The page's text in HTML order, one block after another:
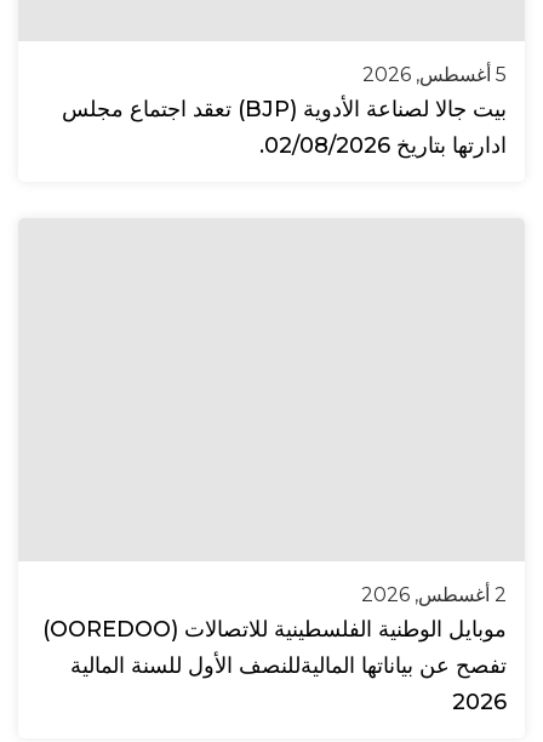
5 أغسطس, 2026
بيت جالا لصناعة الأدوية (BJP) تعقد اجتماع مجلس
ادارتها بتاريخ 02/08/2026.
2 أغسطس, 2026
موبايل الوطنية الفلسطينية للاتصالات (OOREDOO)
تفصح عن بياناتها الماليةللنصف الأول للسنة المالية
2026